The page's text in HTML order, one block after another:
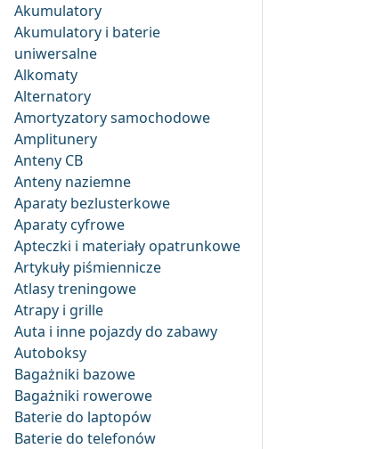
Akumulatory
Akumulatory i baterie
uniwersalne
Alkomaty
Alternatory
Amortyzatory samochodowe
Amplitunery
Anteny CB
Anteny naziemne
Aparaty bezlusterkowe
Aparaty cyfrowe
Apteczki i materiały opatrunkowe
Artykuły piśmiennicze
Atlasy treningowe
Atrapy i grille
Auta i inne pojazdy do zabawy
Autoboksy
Bagażniki bazowe
Bagażniki rowerowe
Baterie do laptopów
Baterie do telefonów